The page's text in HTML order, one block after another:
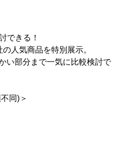
できる！
人気商品を特別展示。
い部分まで一気に比較検討で
同)＞